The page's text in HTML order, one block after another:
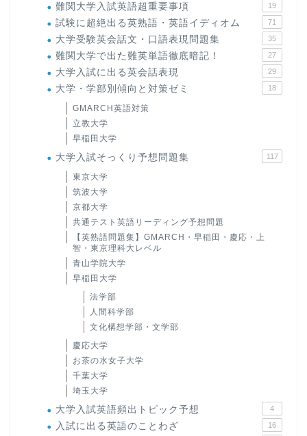
難関大学入試英語超重要事項 19
試験に超絶出る英熟語・英語イディオム 71
大学受験英会話文・口語表現問題集 35
難関大学で出た難英単語徹底暗記！ 27
大学入試に出る英会話表現 29
大学・学部別傾向と対策ゼミ 18
GMARCH英語対策
立教大学
早稲田大学
大学入試そっくり予想問題集 117
東京大学
筑波大学
京都大学
共通テスト英語リーディング予想問題
【英熟語問題集】GMARCH・早稲田・慶応・上
智・東京理科大レベル
青山学院大学
早稲田大学
法学部
人間科学部
文化構想学部・文学部
慶応大学
お茶の水女子大学
千葉大学
埼玉大学
大学入試英語頻出トピック予想 4
入試に出る英語のことわざ 16